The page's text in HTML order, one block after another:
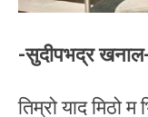
-सुदीपभद्र
तिम्रो याद मिठो